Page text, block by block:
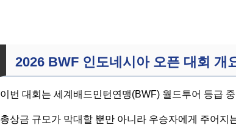
2026 BWF 인도네시아 오픈 대회 개
이번 대회는 세계배드민턴연맹(BWF) 월드투어 등급
총상금 규모가 막대할 뿐만 아니라 우승자에게 주어